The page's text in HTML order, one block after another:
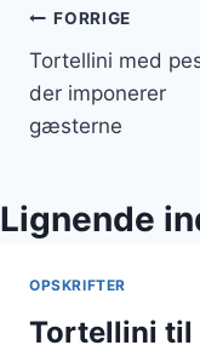
FORRIGE
Tortellini med
der imponerer
gæsterne
Lignende
OPSKRIFTER
Tortellini til